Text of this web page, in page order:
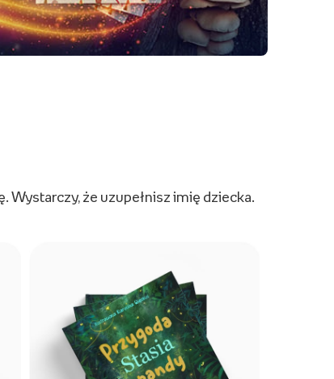
że uzupełnisz imię dziecka.